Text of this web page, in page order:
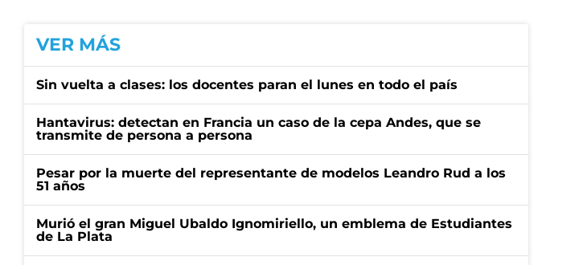
VER MÁS
Sin vuelta a clases: los docentes paran el lunes en todo el país
Hantavirus: detectan en Francia un caso de la cepa Andes, que se
transmite de persona a persona
Pesar por la muerte del representante de modelos Leandro Rud a los
51 años
Murió el gran Miguel Ubaldo Ignomiriello, un emblema de Estudiantes
de La Plata